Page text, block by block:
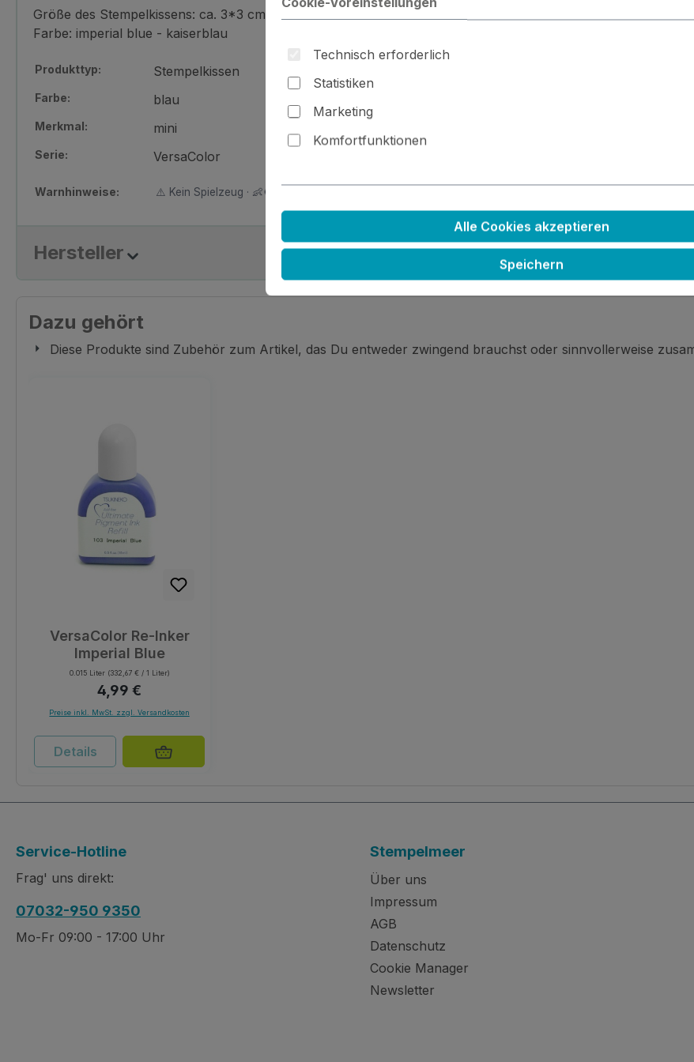
Größe des Stempelkissens: ca. 3*3 cm
Farbe: imperial blue - kaiserblau
Produkttyp: Stempelkissen
Farbe: blau
Merkmal: mini
Serie: VersaColor
Warnhinweise: ⚠️ Kein Spielzeug · 👶🚫 Nicht für Kinder · ⚙️ Kleinteile / scharfe Kanten · 🚫🍴 Nicht essbar
Hersteller
Dazu gehört
Diese Produkte sind Zubehör zum Artikel, das Du entweder zwingend brauchst oder sinnvollerweise
VersaColor Re-Inker
Imperial Blue
0.015 Liter (332,67 € / 1 Liter)
Regulärer Preis:
4,99 €
Preise inkl. MwSt. zzgl. Versandkosten
Details
Service-Hotline
Frag' uns direkt:
07032-950 9350
Mo-Fr 09:00 - 17:00 Uhr
Stempelmeer
Über uns
Impressum
AGB
Datenschutz
Cookie Manager
Newsletter
Technisch erforderlich
Statistiken
Marketing
Komfortfunktionen
Alle Cookies akzeptieren
Speichern